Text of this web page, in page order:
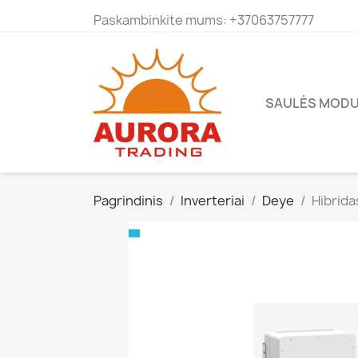
Paskambinkite mums: +37063757777
SAULĖS
Pagrindinis Inverteriai Deye